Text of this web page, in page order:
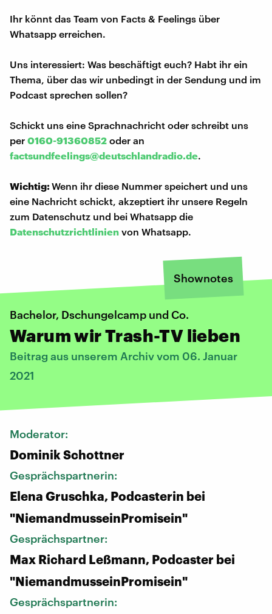
Ihr könnt das Team von Facts & Feelings über
Whatsapp erreichen.
Uns interessiert: Was beschäftigt euch? Habt ihr ein
Thema, über das wir unbedingt in der Sendung und im
Podcast sprechen sollen?
Schickt uns eine Sprachnachricht oder schreibt uns
per 0160-91360852 oder an
factsundfeelings@deutschlandradio.de.
Wichtig:Wenn ihr diese Nummer speichert und uns
eine Nachricht schickt, akzeptiert ihr unsere Regeln
zum Datenschutz und bei Whatsapp die
Datenschutzrichtlinien von Whatsapp.
Shownotes
Bachelor, Dschungelcamp und Co.
Warum wir Trash-TV lieben
Beitrag aus unserem Archiv vom 06. Januar
2021
Moderator:
Dominik Schottner
Gesprächspartnerin:
Elena Gruschka, Podcasterin bei
"NiemandmusseinPromisein"
Gesprächspartner:
Max Richard Leßmann, Podcaster bei
"NiemandmusseinPromisein"
Gesprächspartnerin: